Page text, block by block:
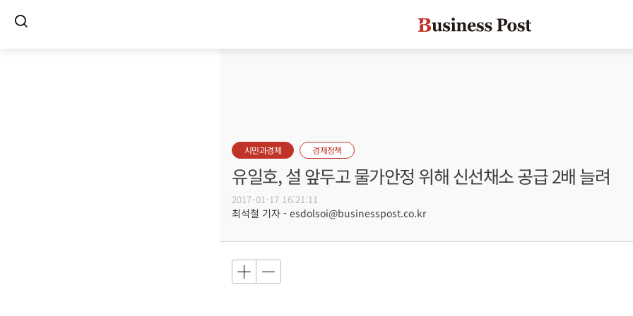
시민과경제 경제정책
유일호, 설 앞두고 물가안정 위해 신선채소 공급 2배 늘려
2017-01-17 16:21:11
최석철 기자 - esdolsoi@businesspost.co.kr